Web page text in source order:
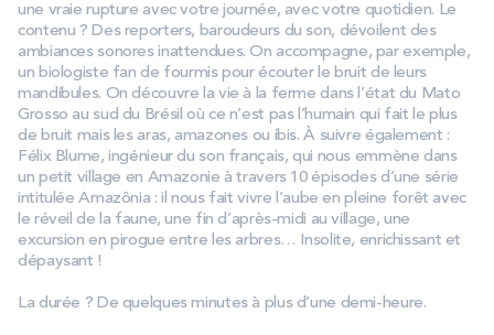
une vraie rupture avec votre journée, avec votre quotidien. Le
contenu ? Des reporters, baroudeurs du son, dévoilent des
ambiances sonores inattendues. On accompagne, par exemple,
un biologiste fan de fourmis pour écouter le bruit de leurs
mandibules. On découvre la vie à la ferme dans l’état du Mato
Grosso au sud du Brésil où ce n’est pas l’humain qui fait le plus
de bruit mais les aras, amazones ou ibis. À suivre également :
Félix Blume, ingénieur du son français, qui nous emmène dans
un petit village en Amazonie à travers 10 épisodes d’une série
intitulée Amazônia : il nous fait vivre l’aube en pleine forêt avec
le réveil de la faune, une fin d’après-midi au village, une
excursion en pirogue entre les arbres… Insolite, enrichissant et
dépaysant !
La durée ? De quelques minutes à plus d’une demi-heure.